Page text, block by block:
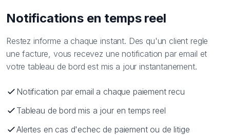
Notifications en temps reel
Restez informe a chaque instant. Des qu'un client regle
une facture, vous recevez une notification par email et
votre tableau de bord est mis a jour instantanement.
Notification par email a chaque paiement recu
Tableau de bord mis a jour en temps reel
Alertes en cas d'echec de paiement ou de litige